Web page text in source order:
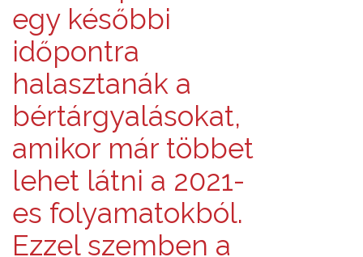
egy későbbi
időpontra
halasztanák a
bértárgyalásokat,
amikor már többet
lehet látni a 2021-
es folyamatokból.
Ezzel szemben a